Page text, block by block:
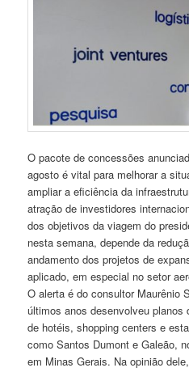
O pacote de concessões
agosto é vital para melhorar a
ampliar a eficiência da
atração de investidores
dos objetivos da viagem do
nesta semana, depende da
andamento dos projetos de
aplicado, em especial no setor
O alerta é do consultor Maurênio
últimos anos desenvolveu planos
de hotéis, shopping centers e
como Santos Dumont e Galeão,
em Minas Gerais. Na opinião